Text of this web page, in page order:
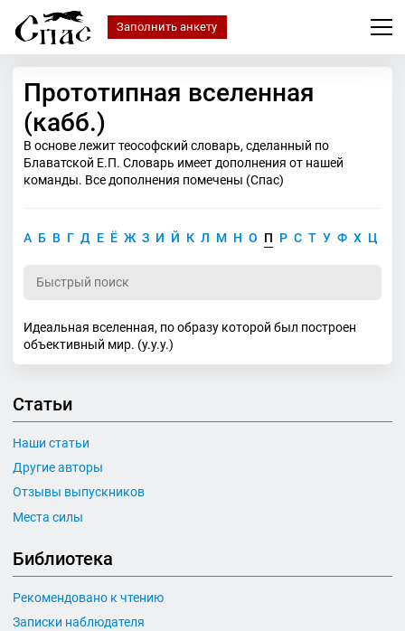
Заполнить анкету
Прототипная вселенная
(кабб.)
В основе лежит теософский словарь, сделанный по
Блаватской Е.П. Словарь имеет дополнения от нашей
команды. Все дополнения помечены (Спас)
А Б В Г Д Е Ё Ж З И Й К Л М Н О П Р С Т У Ф Х Ц
Идеальная вселенная, по образу которой был построен
объективный мир. (у.у.у.)
Статьи
Наши статьи
Другие авторы
Отзывы выпускников
Места силы
Библиотека
Рекомендовано к чтению
Записки наблюдателя